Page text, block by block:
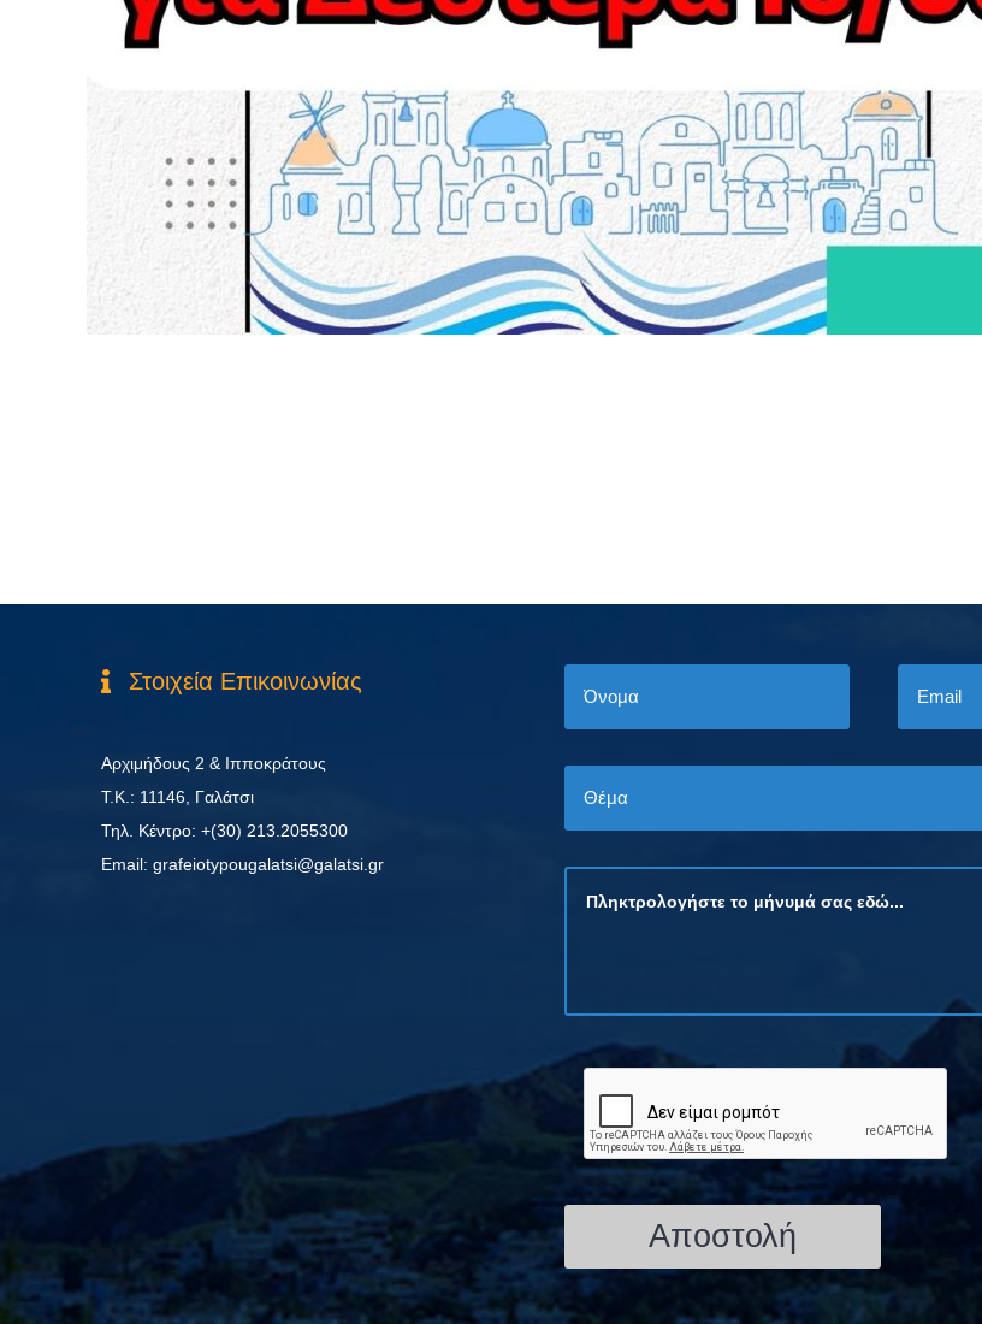
Στοιχεία Επικοινωνίας
Αρχιμήδους 2 & Ιπποκράτους
Τ.Κ.: 11146, Γαλάτσι
Τηλ. Κέντρο: +(30) 213.2055300
Εmail: grafeiotypougalatsi@galatsi.gr